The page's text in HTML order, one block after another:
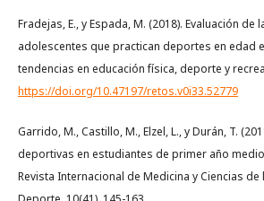
Fradejas, E., y Espada, M. (2018). Evaluación de
adolescentes que practican deportes en edad
tendencias en educación física, deporte y
https://doi.org/10.47197/retos.v0i33.52779
Garrido, M., Castillo, M., Elzel, L., y Durán, T.
deportivas en estudiantes de primer año
Revista Internacional de Medicina y Ciencias de